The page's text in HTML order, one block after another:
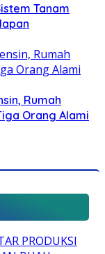
Tanam
Rumah
Orang Alami